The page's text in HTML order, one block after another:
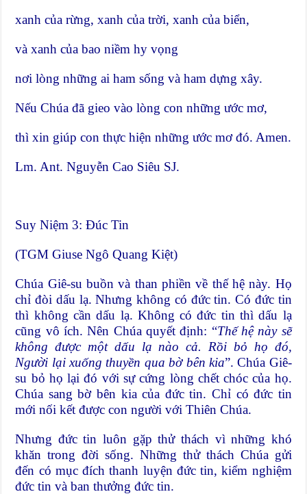
xanh của rừng, xanh của trời, xanh của biển,
và xanh của bao niềm hy vọng
nơi lòng những ai ham sống và ham dựng xây.
Nếu Chúa đã gieo vào lòng con những ước mơ,
thì xin giúp con thực hiện những ước mơ đó. Amen.
Lm. Ant. Nguyễn Cao Siêu SJ.
Suy Niệm 3: Đúc Tin
(TGM Giuse Ngô Quang Kiệt)
Chúa Giê-su buồn và than phiền về thế hệ này. Họ
chỉ đòi dấu lạ. Nhưng không có đức tin. Có đức tin
thì không cần dấu lạ. Không có đức tin thì dấu lạ
cũng vô ích. Nên Chúa quyết định: “Thế hệ này sẽ
không được một dấu lạ nào cả. Rồi bỏ họ đó,
Người lại xuống thuyền qua bờ bên kia”. Chúa Giê-
su bỏ họ lại đó với sự cứng lòng chết chóc của họ.
Chúa sang bờ bên kia của đức tin. Chỉ có đức tin
mới nối kết được con người với Thiên Chúa.
Nhưng đức tin luôn gặp thử thách vì những khó
khăn trong đời sống. Những thử thách Chúa gửi
đến có mục đích thanh luyện đức tin, kiểm nghiệm
đức tin và ban thưởng đức tin.